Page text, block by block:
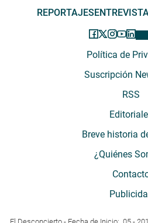
REPORTAJES
Política de
Suscripción
RSS
Breve historia
¿Quiénes